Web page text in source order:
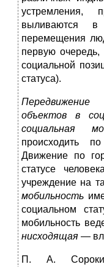
устремления,
выливаются в
перемещения
первую очередь,
социальной
статуса).
объектов в
социальная
происходить
Движение по
статусе
учреждение на
мобильность
социальном
мобильность
нисходящая —
П. А.